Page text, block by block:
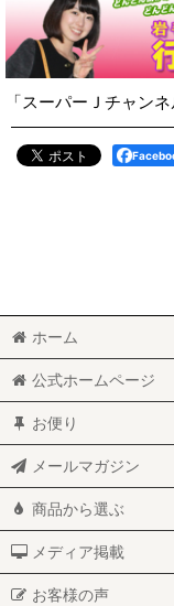
「スーパーＪチャン
ホーム
公式ホームページ
お便り
メールマガジン
商品から選ぶ
メディア掲載
お客様の声